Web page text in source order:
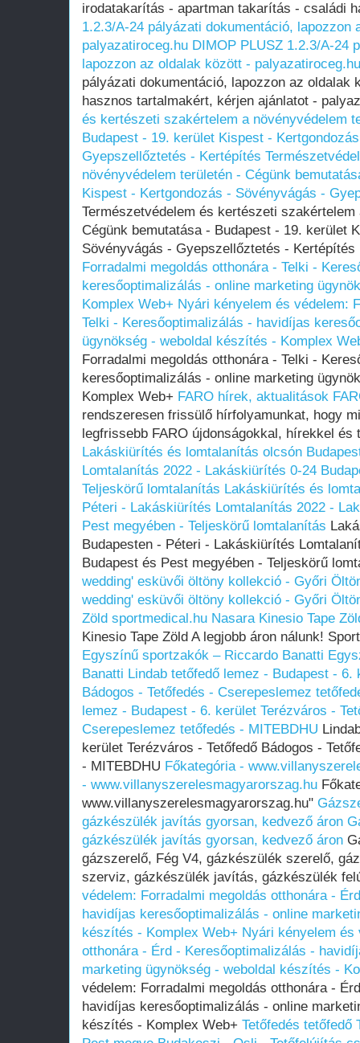
irodatakarítás - apartman takarítás - családi
1.2.3/A-24 pályázati dokumentáció, lapozzon
palyazatiroceg.hu DIMOP PLUSZ 1.2.3/A-24
lapozzon az oldalak között - palyazatiroceg.hu
pályázati dokumentáció, lapozzon az oldalak
hasznos tartalmakért, kérjen ajánlatot -
és kertészeti szakértelem a növényvédelem
Budapest - 19. kerület Kispest -
Gyepszellőztetés - Kertépítés
növényvédelem területén - Cégünk
Kispest - Kertgondozás - Sövényvágás -
Természetvédelem és kertészeti
Cégünk bemutatása - Budapest - 19. kerület
Sövényvágás - Gyepszellőztetés - Kertépítés
Forradalmi megoldás otthonára - Telki -
keresőoptimalizálás - online marketing
Komplex Web+ Nyári kényelem és védelem:
Telki - Keresőoptimalizálás - havidíjas
ügynökség - weboldal készítés - Komplex
Forradalmi megoldás otthonára - Telki -
keresőoptimalizálás - online marketing
Komplex Web+ FARO hírek, aktualitások
rendszeresen frissülő hírfolyamunkat, hogy
legfrissebb FARO újdonságokkal, hírekkel és
Lakáskiürítés és lomtalanítás olcsón
Lomtalanítás‎ 2022 - Lakáskiürítés 0-24
Teljeskörű lomtalanítás Lakáskiürítés és
Péteri - Lakáskiürítés Lomtalanítás‎ 2022 -
Pest megyében‎ - Teljeskörű lomtalanítás
Budapesten - Péteri - Lakáskiürítés
Budapest és Pest megyében‎ - Teljeskörű
wedding' esküvői öltöny kollekció - Győri
wedding' esküvői öltöny kollekció - Győri
Zöld sportmedical.hu Nasara Kinesio Tape
Kinesio Tape Zöld A legjobb áron nálunk!
Egyszínű sportzakók – Riccardo Banatti
Banatti Lindab tetőfedő lemez - Budapest - 6.
Bádogos - Tetőfedés - Cserepeslemez
lemez - Budapest - 6. kerület Terézváros -
Cserepeslemez tetőfedés - MITEBDHU
kerület Terézváros - Tetőfedő Bádogos -
- MITEBDHU Főkategória -
- www.villanyszerelesmagyarorszag.hu
www.villanyszerelesmagyarorszag.hu"
gázkészülék javítás gyorsan, kedvező áron
gázkészülék javítás gyorsan, kedvező áron
gázszerelő, Fég V4, gázkészülék szerelő,
szerviz, gázkészülék javítás, gázkészülék
védelem: Forradalmi megoldás otthonára -
havidíjas keresőoptimalizálás - online
készítés - Komplex Web+ Nyári kényelem és
otthonára - Érd - Keresőoptimalizálás -
marketing ügynökség - weboldal készítés -
védelem: Forradalmi megoldás otthonára -
havidíjas keresőoptimalizálás - online
készítés - Komplex Web+ Tetőfedés tetőfedő